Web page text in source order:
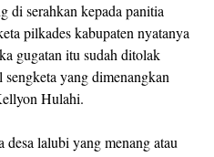
di serahkan kepada panitia
pilkades kabupaten nyatanya
gugatan itu sudah ditolak
yang dimenangkan
Hulahi.
lalubi yang menang atau